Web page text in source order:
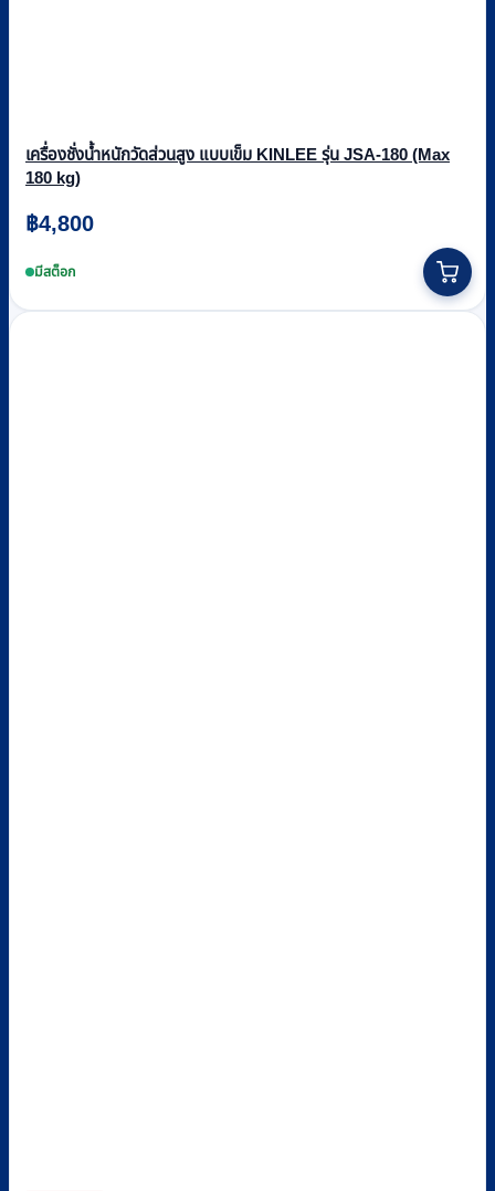
เครื่องชั่งน้ำหนักวัดส่วนสูง แบบเข็ม KINLEE รุ่น JSA-180 (Max
180 kg)
฿4,800
มีสต็อก